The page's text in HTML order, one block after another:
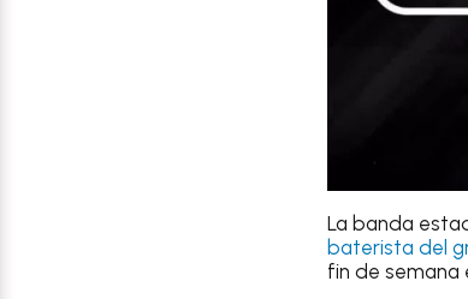
La banda
baterista del
fin de semana